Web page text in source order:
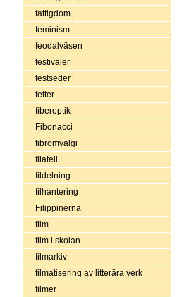
fattigdom
feminism
feodalväsen
festivaler
festseder
fetter
fiberoptik
Fibonacci
fibromyalgi
filateli
fildelning
filhantering
Filippinerna
film
film i skolan
filmarkiv
filmatisering av litterära verk
filmer